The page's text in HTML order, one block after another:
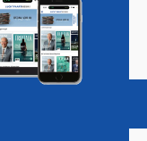
Vacatures